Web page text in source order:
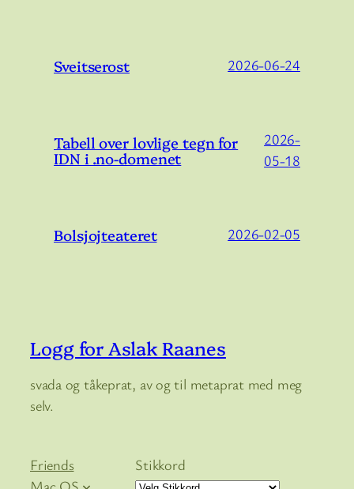
Sveitserost 2026-06-24
Tabell over lovlige tegn for
IDN i .no-domenet
2026-
05-18
Bolsjojteateret 2026-02-05
Logg for Aslak Raanes
svada og tåkeprat, av og til metaprat med meg
selv.
Friends
Stikkord